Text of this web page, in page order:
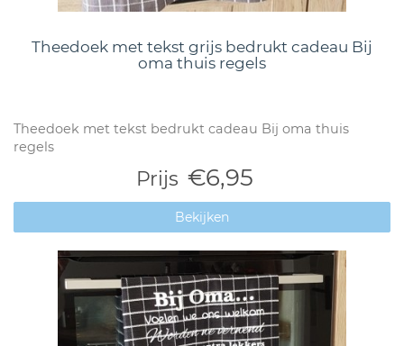
Theedoek met tekst grijs bedrukt cadeau Bij
oma thuis regels
Theedoek met tekst bedrukt cadeau Bij oma thuis
regels
Prijs €6,95
Bekijken